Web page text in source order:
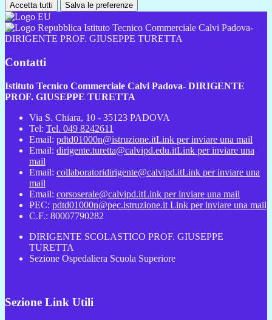
Accetta tutti Salva le preferenze
Istituto Tecnico Commerciale Calvi Padova-
DIRIGENTE PROF. GIUSEPPE TURETTA
Contatti
Istituto Tecnico Commerciale Calvi Padova- DIRIGENTE
PROF. GIUSEPPE TURETTA
Via S. Chiara, 10 - 35123 PADOVA
Tel: Tel. 049 8242611
Email: pdtd01000n@istruzione.itLink per inviare una mail
Email: dirigente.turetta@calvipd.edu.itLink per inviare una
mail
Email: collaboratoridirigente@calvipd.itLink per inviare una
mail
Email: corsoserale@calvipd.itLink per inviare una mail
PEC: pdtd01000n@pec.istruzione.it Link per inviare una mail
C.F.: 80007790282
DIRIGENTE SCOLASTICO PROF. GIUSEPPE
TURETTA
Sezione Ospedaliera Scuola Superiore
Sezione Link Utili